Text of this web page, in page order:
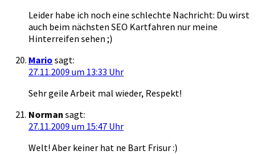
Leider habe ich noch eine schlechte Nachricht: Du wirst
auch beim nächsten SEO Kartfahren nur meine
Hinterreifen sehen ;)
Mario sagt:
27.11.2009 um 13:33 Uhr
Sehr geile Arbeit mal wieder, Respekt!
Norman sagt:
27.11.2009 um 15:47 Uhr
Welt! Aber keiner hat ne Bart Frisur :)